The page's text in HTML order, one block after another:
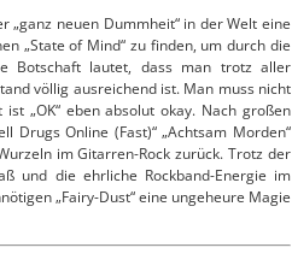
„ganz neuen Dummheit“ in der Welt eine
„State of Mind“ zu finden, um durch die
Botschaft lautet, dass man trotz aller
völlig ausreichend ist. Man muss nicht
„OK“ eben absolut okay. Nach großen
Drugs Online (Fast)“ „Achtsam Morden“
im Gitarren-Rock zurück. Trotz der
und die ehrliche Rockband-Energie im
„Fairy-Dust“ eine ungeheure Magie